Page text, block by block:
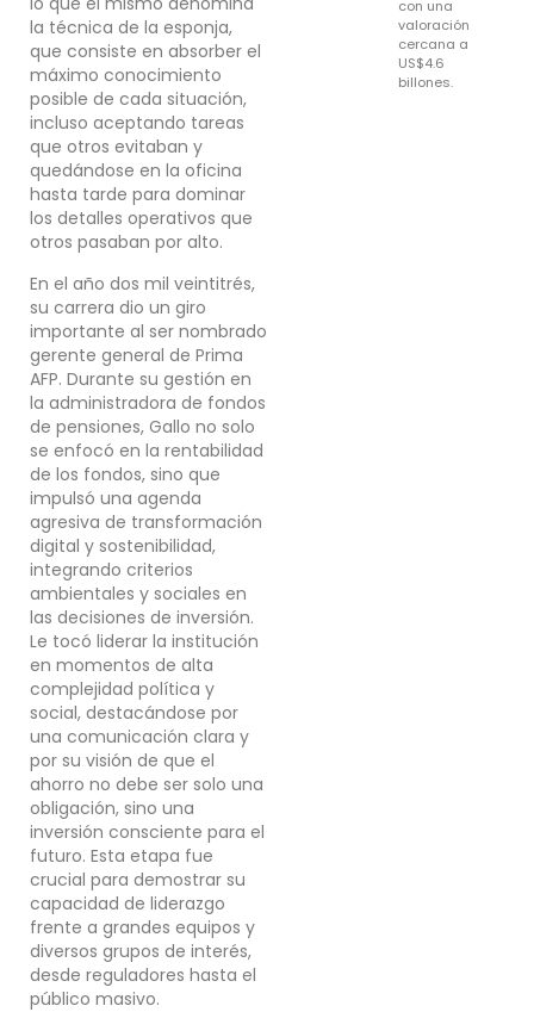
la técnica de la esponja,
que consiste en absorber el
máximo conocimiento
posible de cada situación,
incluso aceptando tareas
que otros evitaban y
quedándose en la oficina
hasta tarde para dominar
los detalles operativos que
otros pasaban por alto.
En el año dos mil veintitrés,
su carrera dio un giro
importante al ser nombrado
gerente general de Prima
AFP. Durante su gestión en
la administradora de fondos
de pensiones, Gallo no solo
se enfocó en la rentabilidad
de los fondos, sino que
impulsó una agenda
agresiva de transformación
digital y sostenibilidad,
integrando criterios
ambientales y sociales en
las decisiones de inversión.
Le tocó liderar la institución
en momentos de alta
complejidad política y
social, destacándose por
una comunicación clara y
por su visión de que el
ahorro no debe ser solo una
obligación, sino una
inversión consciente para el
futuro. Esta etapa fue
crucial para demostrar su
capacidad de liderazgo
frente a grandes equipos y
diversos grupos de interés,
desde reguladores hasta el
público masivo.
con una
valoración
cercana a
US$4.6
billones.